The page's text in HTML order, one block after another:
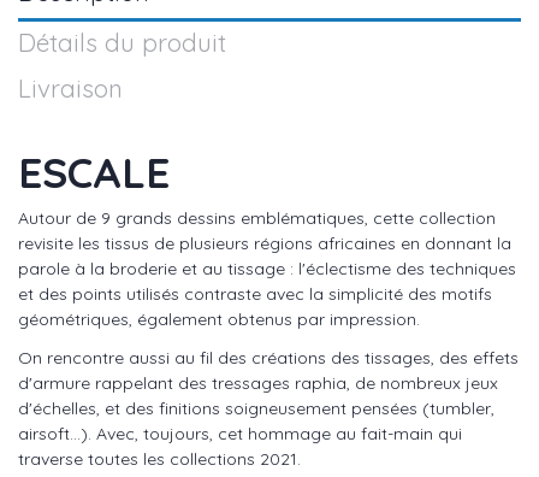
Détails du produit
Livraison
ESCALE
Autour de 9 grands dessins emblématiques, cette collection
revisite les tissus de plusieurs régions africaines en donnant la
parole à la broderie et au tissage : l'éclectisme des techniques
et des points utilisés contraste avec la simplicité des motifs
géométriques, également obtenus par impression.
On rencontre aussi au fil des créations des tissages, des effets
d'armure rappelant des tressages raphia, de nombreux jeux
d'échelles, et des finitions soigneusement pensées (tumbler,
airsoft...). Avec, toujours, cet hommage au fait-main qui
traverse toutes les collections 2021.